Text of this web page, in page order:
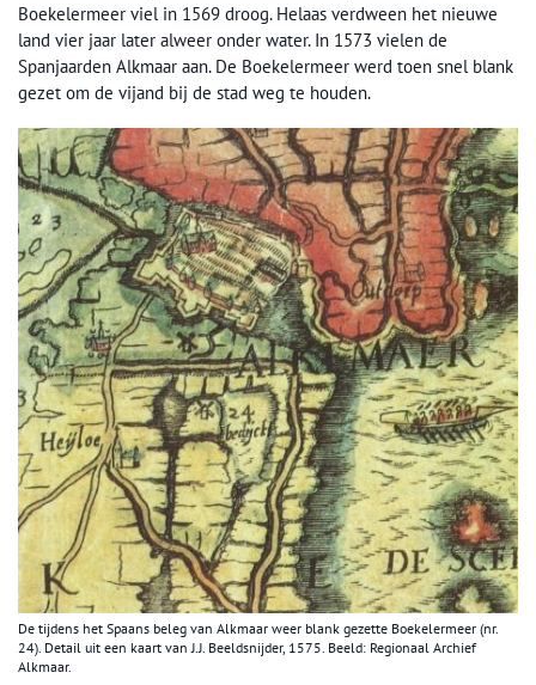
Boekelermeer viel in 1569 droog. Helaas verdween het nieuwe
land vier jaar later alweer onder water. In 1573 vielen de
Spanjaarden Alkmaar aan. De Boekelermeer werd toen snel blank
gezet om de vijand bij de stad weg te houden.
De tijdens het Spaans beleg van Alkmaar weer blank gezette Boekelermeer (nr.
24). Detail uit een kaart van J.J. Beeldsnijder, 1575. Beeld: Regionaal Archief
Alkmaar.